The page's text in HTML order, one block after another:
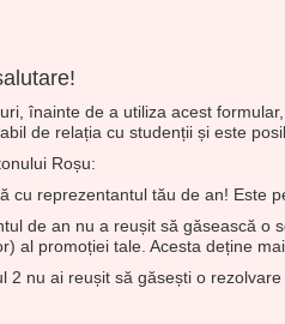
înainte de a utiliza acest
de relația cu studenții și este
Roșu:
cu reprezentantul tău de an! Este
de an nu a reușit să găsească o
al promoției tale. Acesta deține
2 nu ai reușit să găsești o